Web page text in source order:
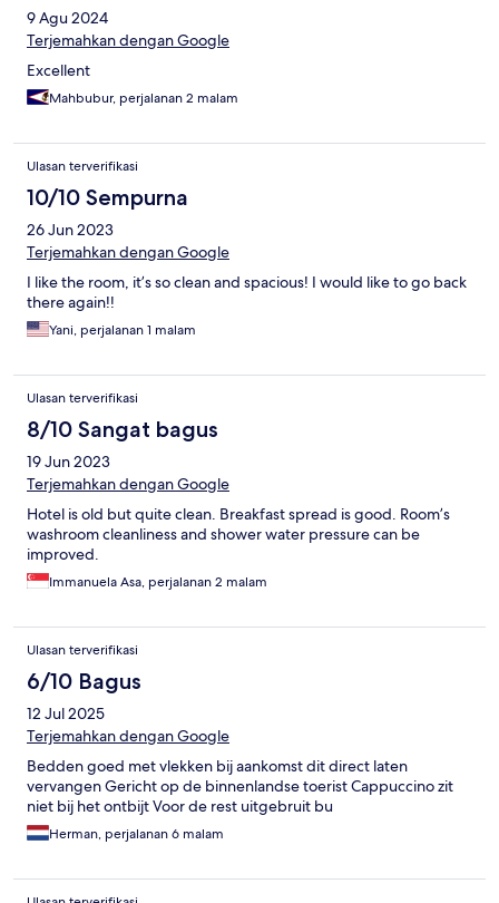
9 Agu 2024
Terjemahkan dengan Google
Excellent
Mahbubur, perjalanan 2 malam
Ulasan terverifikasi
10/10 Sempurna
26 Jun 2023
Terjemahkan dengan Google
I like the room, it’s so clean and spacious! I would like to go back
there again!!
Yani, perjalanan 1 malam
Ulasan terverifikasi
8/10 Sangat bagus
19 Jun 2023
Terjemahkan dengan Google
Hotel is old but quite clean. Breakfast spread is good. Room’s
washroom cleanliness and shower water pressure can be
improved.
Immanuela Asa, perjalanan 2 malam
Ulasan terverifikasi
6/10 Bagus
12 Jul 2025
Terjemahkan dengan Google
Bedden goed met vlekken bij aankomst dit direct laten
vervangen Gericht op de binnenlandse toerist Cappuccino zit
niet bij het ontbijt Voor de rest uitgebruit bu
Herman, perjalanan 6 malam